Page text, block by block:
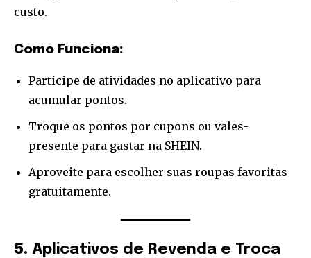
custo.
Como Funciona:
Participe de atividades no aplicativo para
acumular pontos.
Troque os pontos por cupons ou vales-
presente para gastar na SHEIN.
Aproveite para escolher suas roupas favoritas
gratuitamente.
5. Aplicativos de Revenda e Troca